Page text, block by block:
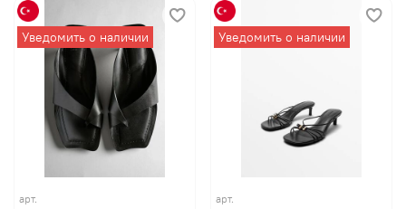
Уведомить о наличии
арт.
Уведомить о наличии
арт.